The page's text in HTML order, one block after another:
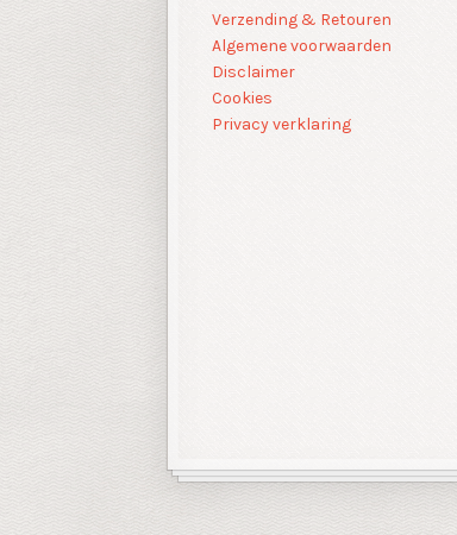
Verzending & Retouren
Algemene voorwaarden
Disclaimer
Cookies
Privacy verklaring